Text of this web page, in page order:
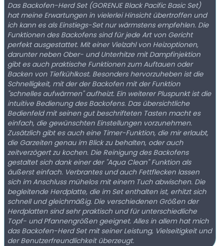
Das Backofen-Herd Set (GORENJE Black Pacific Basic Set)
hat meine Erwartungen in vielerlei Hinsicht übertroffen und
ich kann es als Einstiegs-Set nur wärmstens empfehlen. Die
Funktionen des Backofens sind für jede Art von Gericht
perfekt ausgestattet. Mit einer Vielzahl von Heizoptionen,
darunter neben Ober- und Unterhitze mit Dampfinjektion
gibt es auch praktische Funktionen zum Auftauen oder
Backen von Tiefkühlkost. Besonders hervorzuheben ist die
Schnelligkeit, mit der der Backofen mit der Funktion
"schnelles aufwärmen" aufheizt. Ein weiterer Pluspunkt ist die
intuitive Bedienung des Backofens. Das übersichtliche
Bedienfeld mit seinen gut beschrifteten Tasten macht es
einfach, die gewünschten Einstellungen vorzunehmen.
Zusätzlich gibt es auch eine Timer-Funktion, die mir erlaubt,
die Garzeiten genau im Blick zu behalten, oder auch
zeitverzögert zu kochen. Die Reinigung des Backofens
gestaltet sich dank einer der "Aqua Clean" Funktion als
äußerst einfach. Verbrantes und auch Fettflecken lassen
sich im Anschluss mühelos mit einem Tuch abwischen. Die
begleitende Herdplatte, die im Set enthalten ist, erhitzt sich
schnell und gleichmäßig. Die verschiedenen Größen der
Herdplatten sind sehr praktisch und für unterschiedliche
Topf- und Pfannengrößen geeignet. Alles in allem hat mich
das Backofen-Herd Set mit seiner Leistung, Vielseitigkeit und
der Benutzerfreundlichkeit überzeugt.